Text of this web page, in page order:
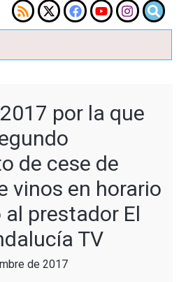
por la que
de cese de
vinos en horario
prestador El
TV
de 2017